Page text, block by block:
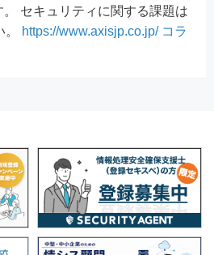
セキュリティに関する課題は
。
https://www.axisjp.co.jp/ コラ